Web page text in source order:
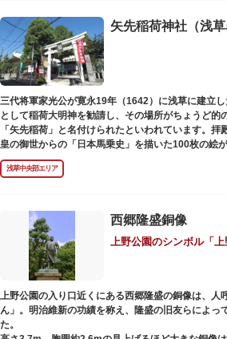
末に活躍した新選組沖田総司の終焉の地の碑も佇ん
所七福神の福禄寿が祀られており、七福神詣りの参
です。
三代将軍家光公が寛永19年（1642）に浅草に建立
として稲荷大明神を勧請し、その場所がちょうど的
「矢先稲荷」と名付けられたといわれています。拝
皇の御世からの「日本馬乗史」を描いた100枚の絵
わる歴史が一目瞭然に理解できます。
浅草中央部エリア
西郷隆盛銅像
上野公園のシンボル「上
上野公園の入り口近くにある西郷隆盛の銅像は、人
ん」。明治維新の功績を称え、隆盛の旧友らによっ
た。